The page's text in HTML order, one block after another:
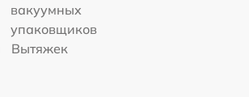
вакуумных
упаковщиков
Вытяжек